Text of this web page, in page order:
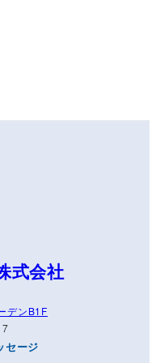
式会社
デンB1F
セージ